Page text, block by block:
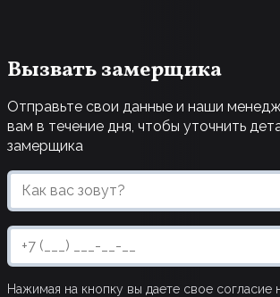
Вызвать замерщика
Отправьте свои данные и наши
вам в течение дня, чтобы уточнить
замерщика
Нажимая на кнопку вы даете свое согласие